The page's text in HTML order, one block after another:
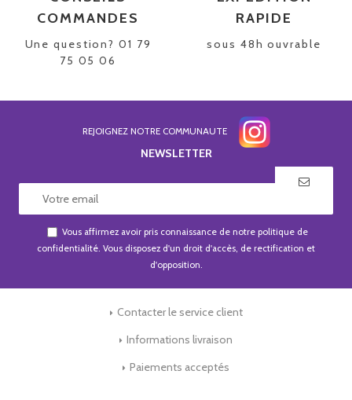
COMMANDES
Une question? 01 79
75 05 06
RAPIDE
sous 48h ouvrable
REJOIGNEZ NOTRE COMMUNAUTE
NEWSLETTER
Vous affirmez avoir pris connaissance de notre politique de
confidentialité. Vous disposez d'un droit d'accès, de rectification et
d'opposition.
Contacter le service client
Informations livraison
Paiements acceptés